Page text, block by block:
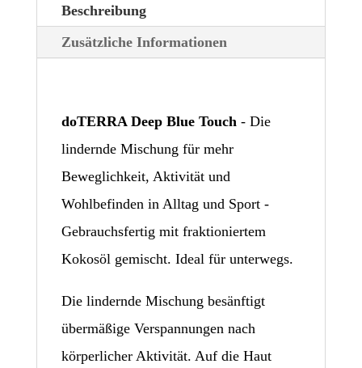
Beschreibung
Zusätzliche Informationen
doTERRA Deep Blue Touch - Die
lindernde Mischung für mehr
Beweglichkeit, Aktivität und
Wohlbefinden in Alltag und Sport -
Gebrauchsfertig mit fraktioniertem
Kokosöl gemischt. Ideal für unterwegs.
Die lindernde Mischung besänftigt
übermäßige Verspannungen nach
körperlicher Aktivität. Auf die Haut